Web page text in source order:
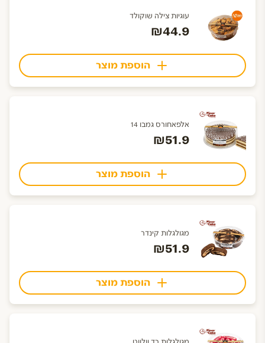
עוגיות צילה שוקולד
₪44.9
הוספת מוצר
אלפאחורס גמבו 14
₪51.9
הוספת מוצר
מגולגלות קינדר
₪51.9
הוספת מוצר